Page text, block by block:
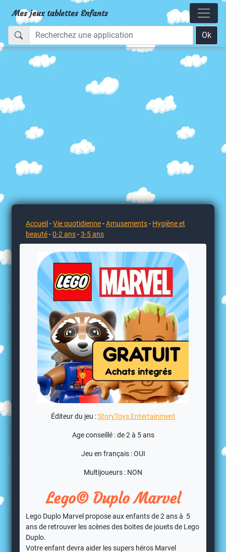
Mes jeux tablettes Enfants
Ok
Accueil -Vie quotidienne-Amusements- Hygiène et
beauté-0-2 ans-3-5 ans
Éditeur du jeu :StoryToys Entertainment
Age conseillé : de 2 à 5 ans
Jeu en français : OUI
Multijoueurs : NON
Lego© Duplo Marvel
Lego Duplo Marvel propose aux enfants de 2 ans à 5
ans de retrouver les scènes des boites de jouets de Lego
Duplo.
Votre enfant devra aider les supers héros Marvel